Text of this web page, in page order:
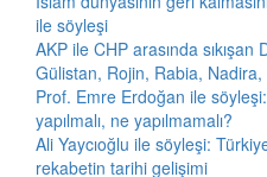
ile söyleşi
AKP ile CHP arasında sıkışan
Gülistan, Rojin, Rabia,
Prof. Emre Erdoğan ile
yapılmalı, ne yapılmamalı?
Ali Yaycıoğlu ile söyleşi:
rekabetin tarihi gelişimi